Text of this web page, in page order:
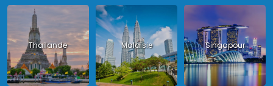
Thailande Malaisie Singapour